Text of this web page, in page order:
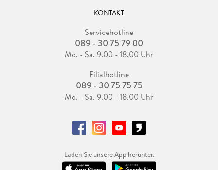
KONTAKT
Servicehotline
089 - 30 75 79 00
Mo. - Sa. 9.00 - 18.00 Uhr
Filialhotline
089 - 30 75 75 75
Mo. - Sa. 9.00 - 18.00 Uhr
Laden Sie unsere App herunter.